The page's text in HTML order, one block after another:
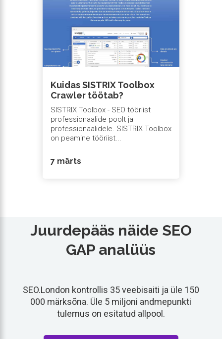
Kuidas SISTRIX Toolbox
Crawler töötab?
SISTRIX Toolbox - SEO tööriist
professionaalide poolt ja
professionaalidele. SISTRIX Toolbox
on peamine tööriist...
7 märts
Juurdepääs näide SEO
GAP analüüs
SEO.London kontrollis 35 veebisaiti ja üle 150
000 märksõna. Üle 5 miljoni andmepunkti
tulemus on esitatud allpool.